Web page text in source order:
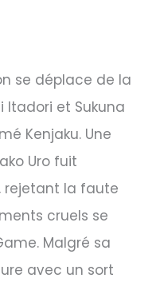
se déplace de la
et Sukuna
Kenjaku. Une
Uro fuit
rejetant la faute
cruels se
Malgré sa
avec un sort